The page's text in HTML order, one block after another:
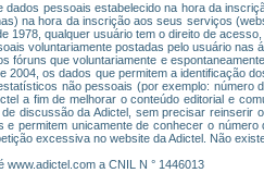
dados pessoais estabelecido na hora da
na hora da inscrição aos seus serviços
1978, qualquer usuário tem o direito de
voluntariamente postadas pelo usuário nas
fóruns que voluntariamente e
2004, os dados que permitem a identificação
não pessoais (por exemplo: número
a fim de melhorar o conteúdo editorial e
discussão da Adictel, sem precisar reinserir
e permitem unicamente de conhecer o
excessiva no website da Adictel. Não
www.adictel.com a CNIL N ° 1446013